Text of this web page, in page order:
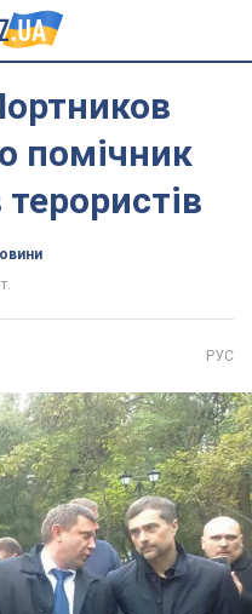
помічник
терористів
РУС